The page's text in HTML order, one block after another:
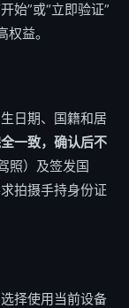
始”或“立即验证”
益。
日期、国籍和居
一致，确认后不
照）及签发国
拍摄手持身份证
择使用当前设备